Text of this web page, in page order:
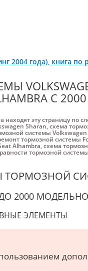
2004 года), книга
С 2000
находят эту страницу по
Sharan,схема
системы
тормозной системы
Alhambra,схема
тормозной
ТОРМОЗНОЙ
2000
ЭЛЕМЕНТЫ